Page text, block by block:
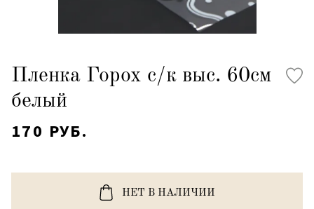
Пленка Горох с/к выс. 60см
белый
170 РУБ.
НЕТ В НАЛИЧИИ